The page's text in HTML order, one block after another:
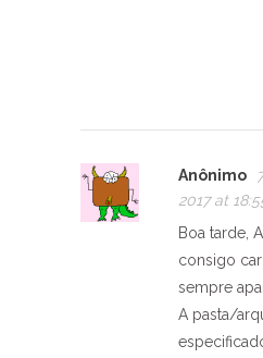
Anônimo
2017 at
Boa tarde,
consigo
sempre
A pasta/